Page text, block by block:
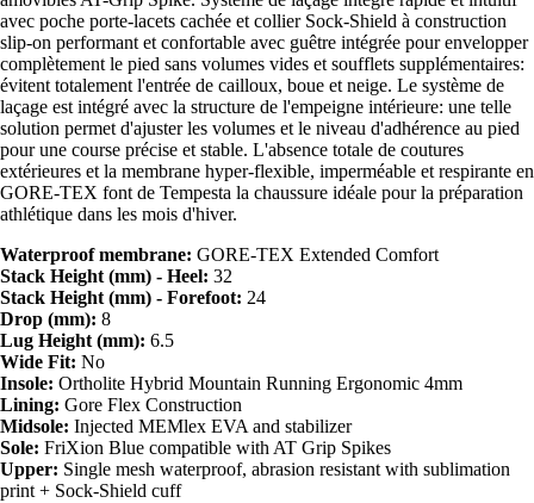
avec poche porte-lacets cachée et collier Sock-Shield à construction
slip-on performant et confortable avec guêtre intégrée pour envelopper
complètement le pied sans volumes vides et soufflets supplémentaires:
évitent totalement l'entrée de cailloux, boue et neige. Le système de
laçage est intégré avec la structure de l'empeigne intérieure: une telle
solution permet d'ajuster les volumes et le niveau d'adhérence au pied
pour une course précise et stable. L'absence totale de coutures
extérieures et la membrane hyper-flexible, imperméable et respirante en
GORE-TEX font de Tempesta la chaussure idéale pour la préparation
athlétique dans les mois d'hiver.
Waterproof membrane: GORE-TEX Extended Comfort
Stack Height (mm) - Heel: 32
Stack Height (mm) - Forefoot: 24
Drop (mm): 8
Lug Height (mm): 6.5
Wide Fit: No
Insole: Ortholite Hybrid Mountain Running Ergonomic 4mm
Lining: Gore Flex Construction
Midsole: Injected MEMlex EVA and stabilizer
Sole: FriXion Blue compatible with AT Grip Spikes
Upper: Single mesh waterproof, abrasion resistant with sublimation
print + Sock-Shield cuff